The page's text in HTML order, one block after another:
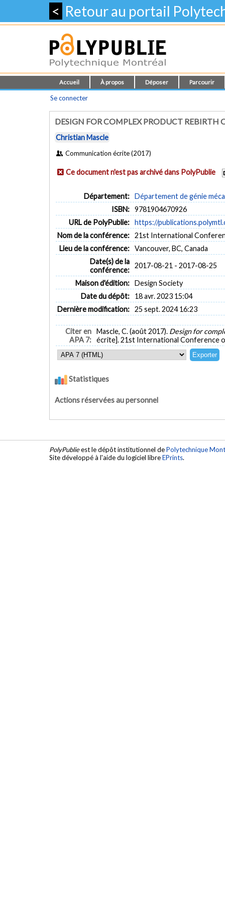
< Retour au portail
Accueil À propos Déposer Parcourir
Se connecter
DESIGN FOR COMPLEX PRODUCT REBIRTH
Christian Mascle
Communication écrite (2017)
Ce document n'est pas archivé dans PolyPublie
Département: Département de génie
ISBN: 9781904670926
URL de PolyPublie: https://
Nom de la conférence: 21st International
Lieu de la conférence: Vancouver, BC, Canada
Date(s) de la
conférence:
2017-08-21 - 2017-08-25
Maison d'édition: Design Society
Date du dépôt:
18 avr. 2023 15:04
Dernière modification: 25 sept. 2024 16:23
Citer en
APA 7:
Mascle, C. (août 2017). Design for
écrite]. 21st International Conference
Statistiques
Actions réservées au personnel
PolyPublieest le dépôt institutionnel dePolytechnique
Site développé à l'aide du logiciel libreEPrints.